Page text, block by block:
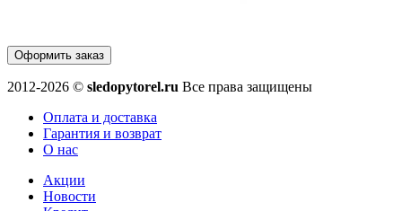
Оформить заказ
2012-2026 © sledopytorel.ru Все права защищены
Оплата и доставка
Гарантия и возврат
О нас
Акции
Новости